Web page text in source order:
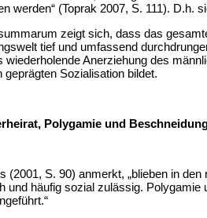
werden“ (Toprak 2007, S. 111). D.h.
zeigt sich, dass das
tief und umfassend
wiederholende Anerziehung des
geprägten Sozialisation bildet.
Polygamie und
(2001, S. 90) anmerkt, „blieben in
und häufig sozial zulässig.